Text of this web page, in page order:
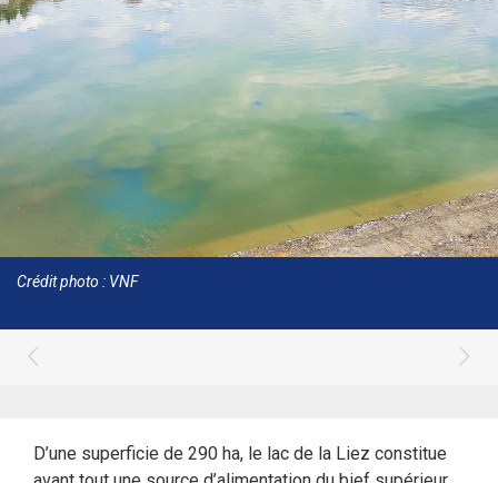
Crédit photo : VNF
D’une superficie de 290 ha, le lac de la Liez constitue